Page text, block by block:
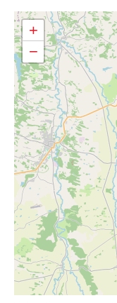
+
−